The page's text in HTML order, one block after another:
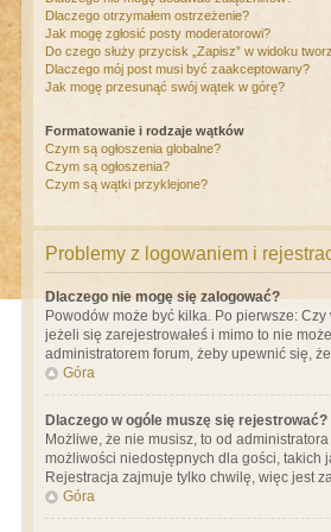
Dlaczego otrzymałem ostrzeżenie?
Jak mogę zgłosić posty moderatorowi?
Do czego służy przycisk „Zapisz” w widoku
Dlaczego mój post musi być zaakceptowany?
Jak mogę przesunąć swój wątek w górę?
Formatowanie i rodzaje wątków
Czym są ogłoszenia globalne?
Czym są ogłoszenia?
Czym są wątki przyklejone?
Problemy z logowaniem i
Dlaczego nie mogę się zalogować?
Powodów może być kilka. Po pierwsze:
jeżeli się zarejestrowałeś i mimo to nie
administratorem forum, żeby upewnić się,
Góra
Dlaczego w ogóle muszę się rejestrować?
Możliwe, że nie musisz, to od
możliwości niedostępnych dla gości, takich
Rejestracja zajmuje tylko chwilę, więc jest
Góra